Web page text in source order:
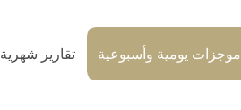
موجزات يومية وأسبوعية تقارير شهرية